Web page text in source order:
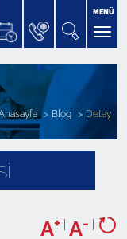
MENÜ
Blog Detay
A+ | A- |